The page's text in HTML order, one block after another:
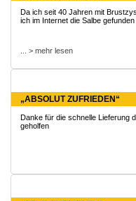
Da ich seit 40 Jahren mit
ich im Internet die Salbe
... > mehr lesen
„ABSOLUT ZUFRIEDEN“
Danke für die schnelle Lieferung
geholfen